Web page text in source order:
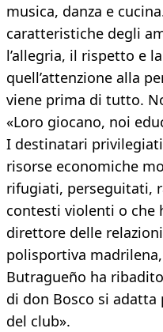
musica, danza e
caratteristiche degli
l’allegria, il rispetto e
quell’attenzione alla
viene prima di tutto.
«Loro giocano, noi
I destinatari
risorse economiche
rifugiati, perseguitati,
contesti violenti o che
direttore delle
polisportiva madrilena,
Butragueño ha
di don Bosco si
del club».